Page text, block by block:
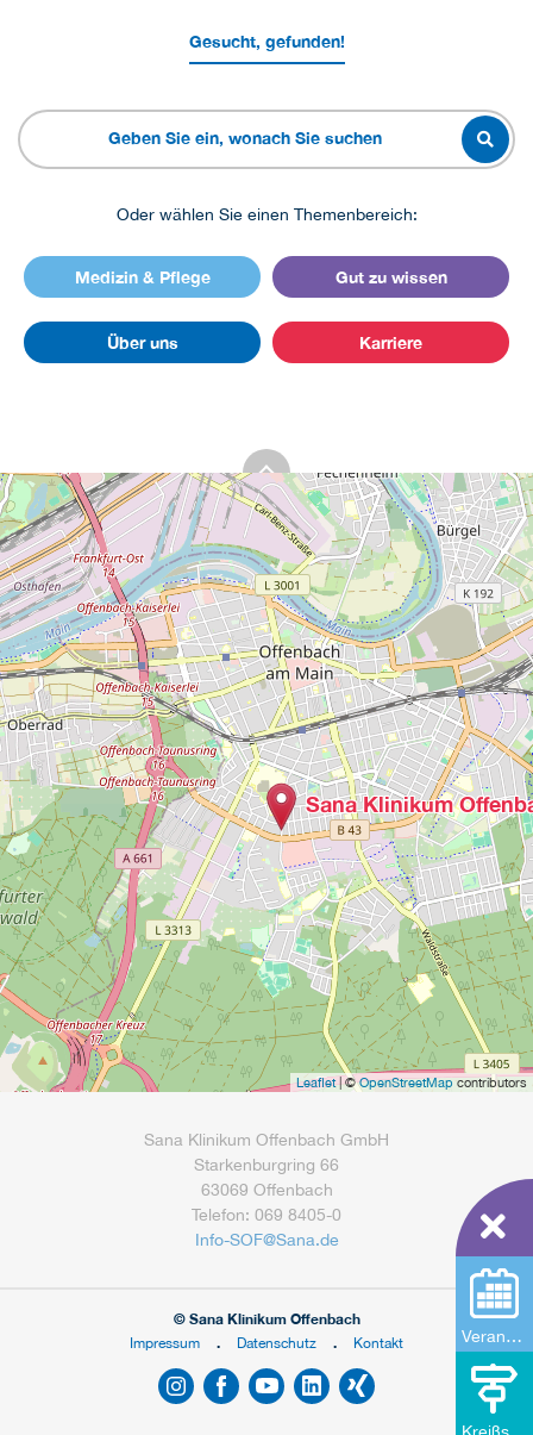
Gesucht, gefunden!
Oder wählen Sie einen Themenbereich:
Medizin & Pflege Gut zu wissen
Über uns Karriere
Veranstaltungen
Sana Klinikum
Leaflet| ©OpenStreetMap contributors
Sana Klinikum Offenbach GmbH
Starkenburgring 66
63069 Offenbach
Telefon: 069 8405-0
Info-SOF@Sana.de
© Sana Klinikum Offenbach
Impressum
Datenschutz Kontakt